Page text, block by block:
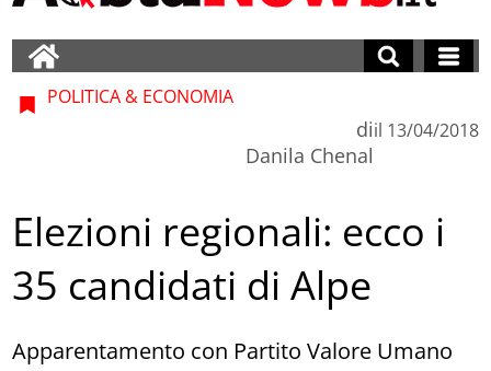
POLITICA & ECONOMIA
di
Danila Chenal
il 13/04/2018
Elezioni regionali: ecco i
35 candidati di Alpe
Apparentamento con Partito Valore Umano